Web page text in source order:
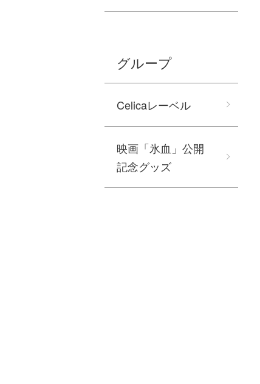
グループ
Celicaレーベル
映画「氷血」公開
記念グッズ